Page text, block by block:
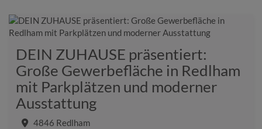
DEIN ZUHAUSE präsentiert:
Große Gewerbefläche in Redlham
mit Parkplätzen und moderner
Ausstattung
4846 Redlham